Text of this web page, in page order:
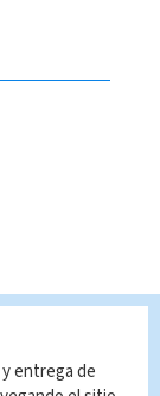
entrega de